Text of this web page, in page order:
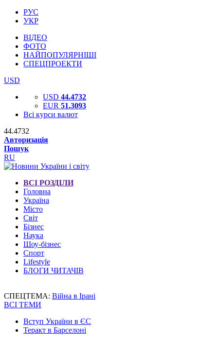
РУС
УКР
ВІДЕО
ФОТО
НАЙПОПУЛЯРНІШІ
СПЕЦПРОЕКТИ
USD
USD 44.4732
EUR 51.3093
Всі курси валют
44.4732
Авторизація
Пошук
RU
ВСІ РОЗДІЛИ
Головна
Україна
Місто
Світ
Бізнес
Наука
Шоу-бізнес
Спорт
Lifestyle
БЛОГИ ЧИТАЧІВ
СПЕЦТЕМА: Війна в Ірані
ВСІ ТЕМИ
Вступ України в ЄС
Теракт в Барселоні